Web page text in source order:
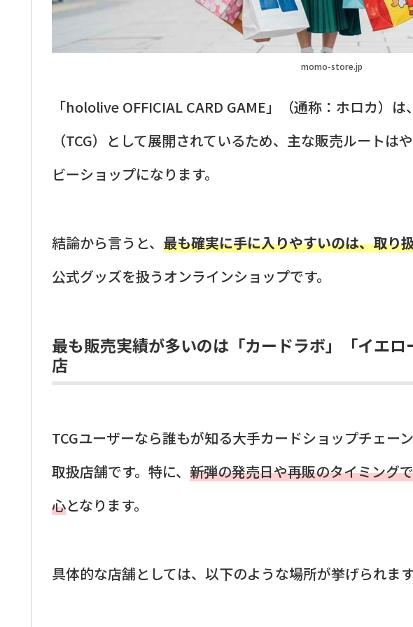
momo-store.jp
「hololive OFFICIAL CARD GAME」（通称：ホロカ）
（TCG）として展開されているため、主な販売ルートは
ビーショップになります。
結論から言うと、 最も確実に手に入りやすいのは、取り
公式グッズを扱うオンラインショップです。
最も販売実績が多いのは「カードラボ」「イエ
店
TCGユーザーなら誰もが知る大手カードショップチェー
取扱店舗です。特に、 新弾の発売日や再販のタイミング
心となります。
具体的な店舗としては、以下のような場所が挙げられます